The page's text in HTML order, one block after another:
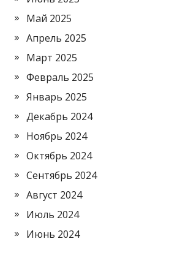
Май 2025
Апрель 2025
Март 2025
Февраль 2025
Январь 2025
Декабрь 2024
Ноябрь 2024
Октябрь 2024
Сентябрь 2024
Август 2024
Июль 2024
Июнь 2024